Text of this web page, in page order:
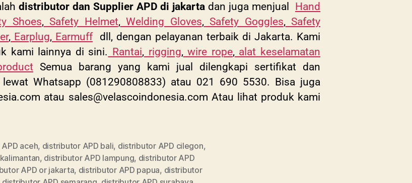
distributor dan Supplier APD di jakarta dan juga menjual Hand
Shoes,Safety Helmet,Welding Gloves,Safety Goggles,Safety
, Earplug, Earmuffdll, dengan pelayanan terbaik di Jakarta. Kami
kami lainnya di sini. Rantai, rigging,wire rope,alat keselamatan
Semua barang yang kami jual dilengkapi sertifikat dan
Whatsapp (081290808833) atau 021 690 5530. Bisa juga
atau sales@velascoindonesia.com Atau lihat produk kami
aceh, distributor APD bali, distributor APD cilegon,
, distributor APD lampung, distributor APD
APD or jakarta, distributor APD papua, distributor